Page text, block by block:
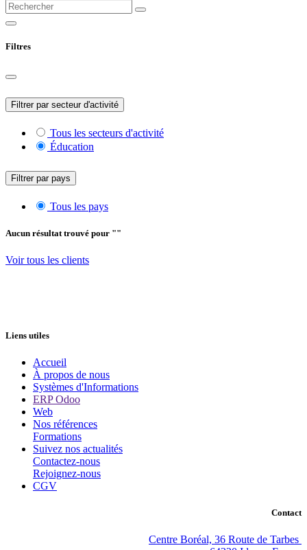
Filtres
Filtrer par secteur d'activité
Tous les secteurs d'activité
Éducation
Filtrer par pays
Tous les pays
Aucun résultat trouvé pour ""
Voir tous les clients
Liens utiles
Accueil
À propos de nous
Systèmes d'Informations
ERP Odoo
Web
Nos références
Formations
Suivez nos actualités
Contactez-nous
Rejoignez-nous
CGV
Contact
Centre Boréal, 36 Route de Tarbes